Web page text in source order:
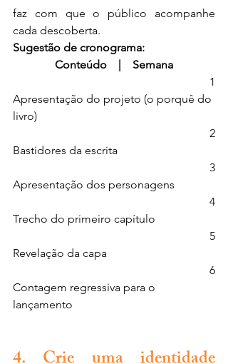
faz com que o público acompanhe
cada descoberta.
Sugestão de cronograma:
Conteúdo    |    Semana
1
Apresentação do projeto (o porquê do
livro)
2
Bastidores da escrita
3
Apresentação dos personagens
4
Trecho do primeiro capítulo
5
Revelação da capa
6
Contagem regressiva para o
lançamento